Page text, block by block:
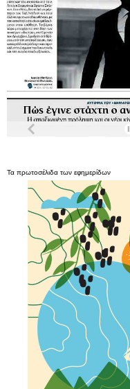
Τα πρωτοσέλιδα των εφημερίδων